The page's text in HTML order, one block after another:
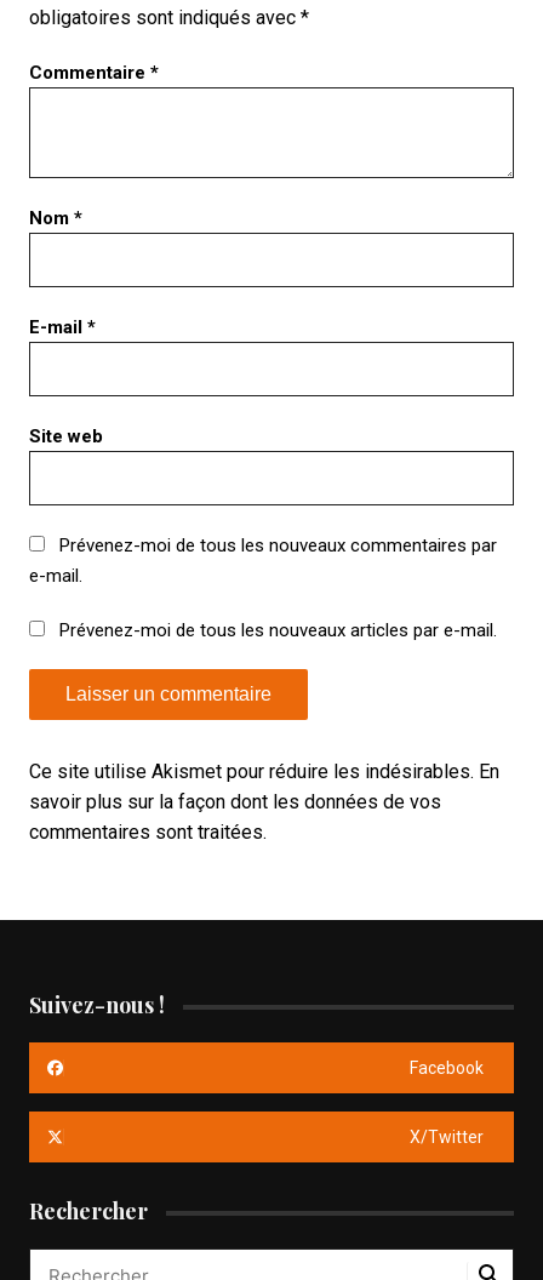
obligatoires sont indiqués avec *
Commentaire *
Nom *
E-mail *
Site web
Prévenez-moi de tous les nouveaux commentaires par
e-mail.
Prévenez-moi de tous les nouveaux articles par e-mail.
Ce site utilise Akismet pour réduire les indésirables. En
savoir plus sur la façon dont les données de vos
commentaires sont traitées.
Suivez-nous !
Facebook
X/Twitter
Rechercher